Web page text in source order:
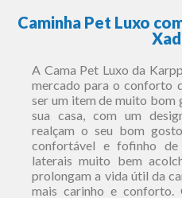
Caminha Pet Luxo
A Cama Pet Luxo da
mercado para o conforto
ser um item de muito bom
sua casa, com um
realçam o seu bom
confortável e fofinho de
laterais muito bem
prolongam a vida útil da
mais carinho e conforto.